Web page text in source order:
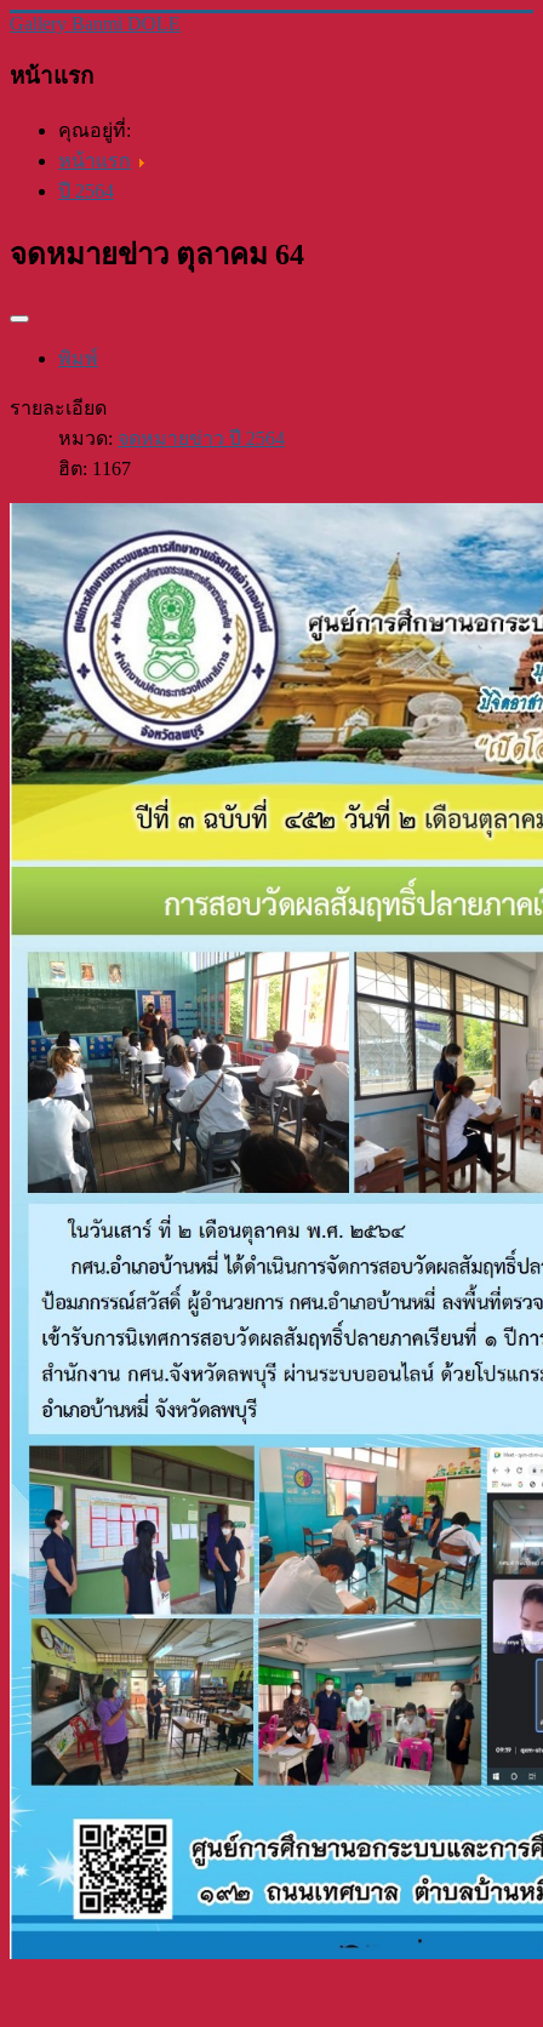
Gallery Banmi DOLE
หน้าแรก
คุณอยู่ที่:
หน้าแรก
ปี 2564
จดหมายข่าว ตุลาคม 64
พิมพ์
รายละเอียด
หมวด: จดหมายข่าว ปี 2564
ฮิต: 1167